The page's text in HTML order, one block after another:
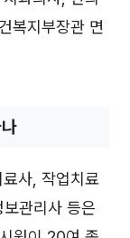
복지부장관 면
사, 작업치료
관리사 등은